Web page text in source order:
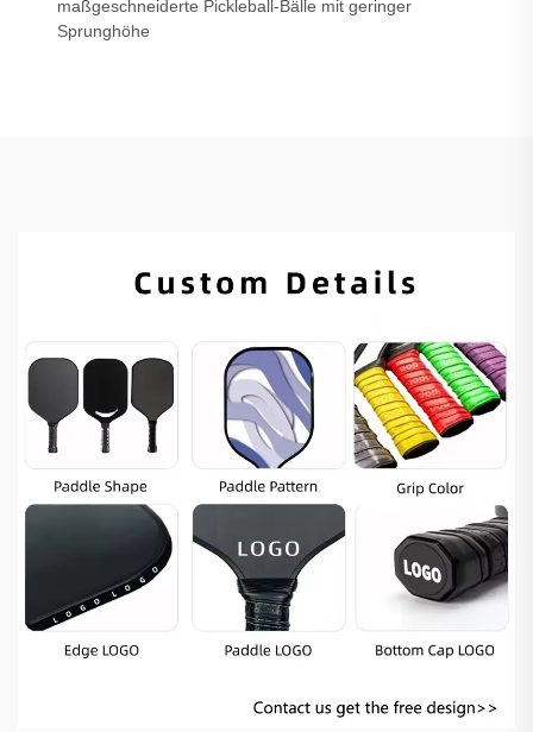
maßgeschneiderte Pickleball-Bälle mit geringer
Sprunghöhe